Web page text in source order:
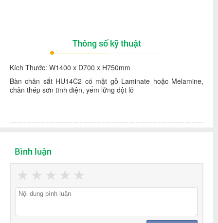
Thông số kỹ thuật
Kích Thước: W1400 x D700 x H750mm
Bàn chân sắt HU14C2 có mặt gỗ Laminate hoặc Melamine,
chân thép sơn tĩnh điện, yếm lửng đột lỗ
Bình luận
★
★
★
★
★